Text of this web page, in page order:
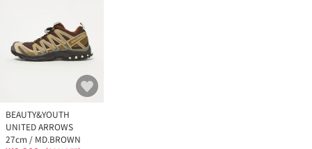
BEAUTY&YOUTH
UNITED ARROWS
27cm / MD.BROWN